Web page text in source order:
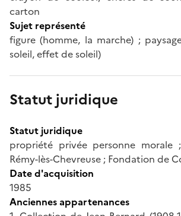
carton
Sujet représenté
figure (homme, la marche) ;
soleil, effet de soleil)
Statut juridique
Statut juridique
propriété privée personne
Rémy-lès-Chevreuse ; Fondation de
Date d'acquisition
1985
Anciennes appartenances